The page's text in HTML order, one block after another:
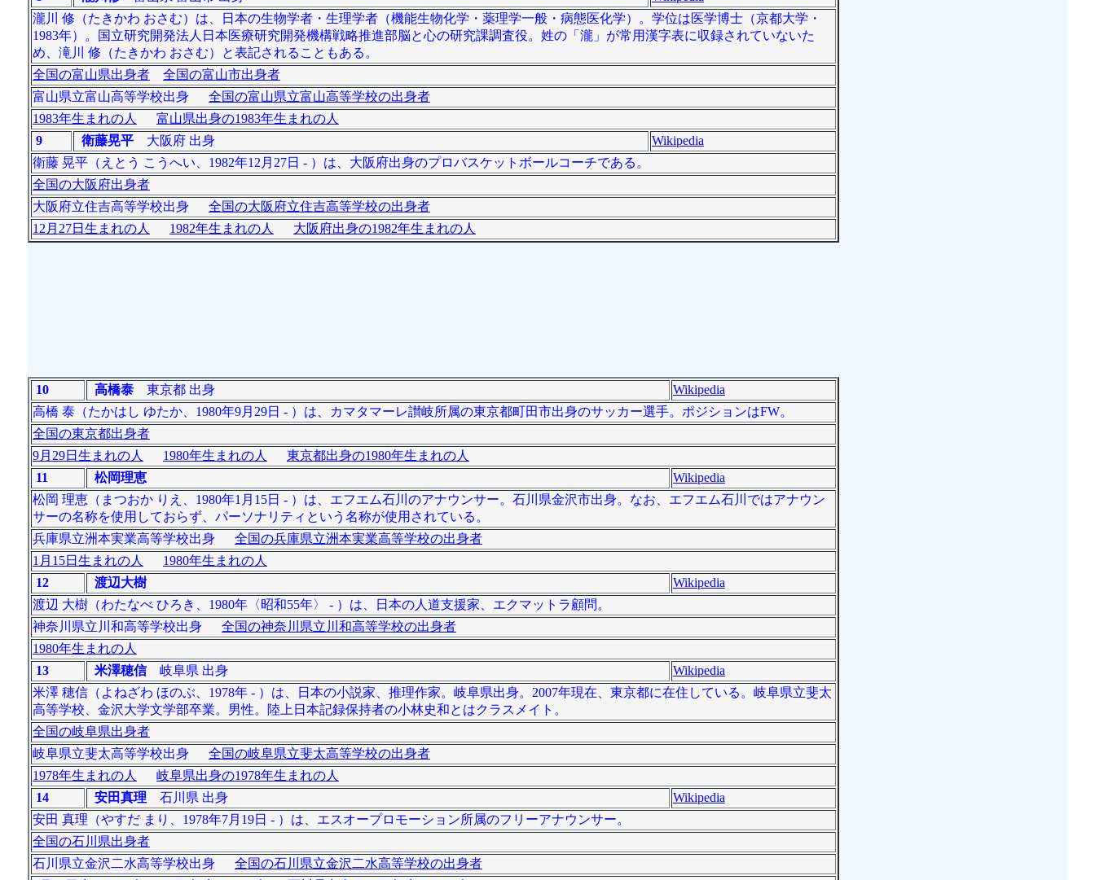
瀧川 修（たきかわ おさむ）は、日本の生物学者・生理学者（機能生物化学・薬理学一般・病態医化学）。学位は医学博士（京都大学・
1983年）。国立研究開発法人日本医療研究開発機構戦略推進部脳と心の研究課調査役。姓の「瀧」が常用漢字表に収録されていないた
め、滝川 修（たきかわ おさむ）と表記されることもある。
全国の富山県出身者
全国の富山市出身者
富山県立富山高等学校出身 全国の富山県立富山高等学校の出身者
1983年生まれの人
富山県出身の1983年生まれの人
9
衛藤晃平大阪府 出身
Wikipedia
衛藤 晃平（えとう こうへい、1982年12月27日 - ）は、大阪府出身のプロバスケットボールコーチである。
全国の大阪府出身者
大阪府立住吉高等学校出身 全国の大阪府立住吉高等学校の出身者
12月27日生まれの人
1982年生まれの人 大阪府出身の1982年生まれの人
10 高橋泰東京都 出身
Wikipedia
高橋 泰（たかはし ゆたか、1980年9月29日 - ）は、カマタマーレ讃岐所属の東京都町田市出身のサッカー選手。ポジションはFW。
全国の東京都出身者
9月29日生まれの人
1980年生まれの人
東京都出身の1980年生まれの人
11
松岡理恵
Wikipedia
松岡 理恵（まつおか りえ、1980年1月15日 - ）は、エフエム石川のアナウンサー。石川県金沢市出身。なお、エフエム石川ではアナウン
サーの名称を使用しておらず、パーソナリティという名称が使用されている。
兵庫県立洲本実業高等学校出身 全国の兵庫県立洲本実業高等学校の出身者
1月15日生まれの人
1980年生まれの人
12
渡辺大樹
Wikipedia
渡辺 大樹（わたなべ ひろき、1980年〈昭和55年〉 - ）は、日本の人道支援家、エクマットラ顧問。
神奈川県立川和高等学校出身 全国の神奈川県立川和高等学校の出身者
1980年生まれの人
13
米澤穂信岐阜県 出身
Wikipedia
米澤 穂信（よねざわ ほのぶ、1978年 - ）は、日本の小説家、推理作家。岐阜県出身。2007年現在、東京都に在住している。岐阜県立斐太
高等学校、金沢大学文学部卒業。男性。陸上日本記録保持者の小林史和とはクラスメイト。
全国の岐阜県出身者
岐阜県立斐太高等学校出身 全国の岐阜県立斐太高等学校の出身者
1978年生まれの人
岐阜県出身の1978年生まれの人
14
安田真理 石川県 出身
Wikipedia
安田 真理（やすだ まり、1978年7月19日 - ）は、エスオープロモーション所属のフリーアナウンサー。
全国の石川県出身者
石川県立金沢二水高等学校出身 全国の石川県立金沢二水高等学校の出身者